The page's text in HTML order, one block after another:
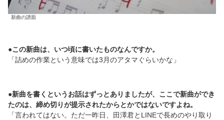
新曲の譜面
●この新曲は、いつ頃に書いたものなんですか。
「詰めの作業という意味では3月のアタマぐらいかな」
●新曲を書くというお話はずっとありましたが、ここで新曲ができ
たのは、締め切りが提示されたからとかではないですよね。
「言われてはない。ただ一昨日、田澤君とLINEで長めのやり取り